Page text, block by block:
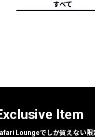
すべて
Item
Loungeでしか買えない限